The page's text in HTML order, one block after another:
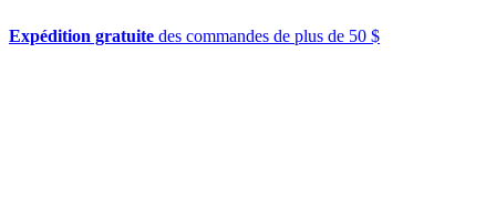
Expédition gratuite des commandes de plus de 50 $